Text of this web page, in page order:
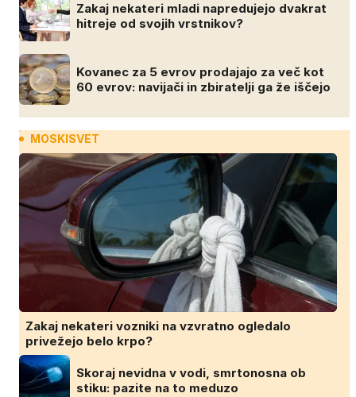
Zakaj nekateri mladi napredujejo dvakrat
hitreje od svojih vrstnikov?
Kovanec za 5 evrov prodajajo za več kot
60 evrov: navijači in zbiratelji ga že iščejo
MOSKISVET
Zakaj nekateri vozniki na vzvratno ogledalo
privežejo belo krpo?
Skoraj nevidna v vodi, smrtonosna ob
stiku: pazite na to meduzo